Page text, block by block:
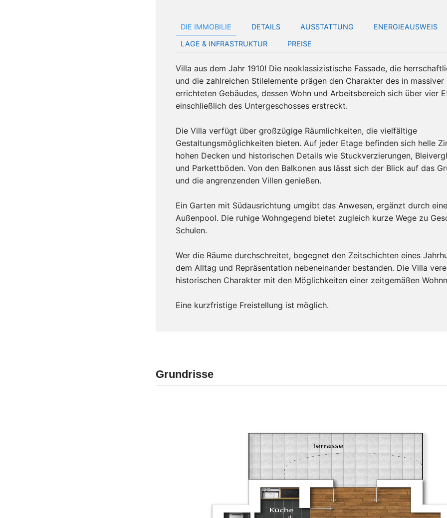
DIE IMMOBILIE DETAILS AUSSTATTUNG
ENERGIEAUSWEIS
LAGE & INFRASTRUKTUR
PREISE
Villa aus dem Jahr 1910! Die neoklassizistische Fassade, die
und die zahlreichen Stilelemente prägen den Charakter des in massiver
errichteten Gebäudes, dessen Wohn und Arbeitsbereich sich über vier
einschließlich des Untergeschosses erstreckt.
Die Villa verfügt über großzügige Räumlichkeiten, die vielfältige
Gestaltungsmöglichkeiten bieten. Auf jeder Etage befinden sich helle
hohen Decken und historischen Details wie Stuckverzierungen,
und Parkettböden. Von den Balkonen aus lässt sich der Blick auf das
und die angrenzenden Villen genießen.
Ein Garten mit Südausrichtung umgibt das Anwesen, ergänzt durch
Außenpool. Die ruhige Wohngegend bietet zugleich kurze Wege zu
Schulen.
Wer die Räume durchschreitet, begegnet den Zeitschichten eines
dem Alltag und Repräsentation nebeneinander bestanden. Die Villa
historischen Charakter mit den Möglichkeiten einer zeitgemäßen
Eine kurzfristige Freistellung ist möglich.
Grundrisse